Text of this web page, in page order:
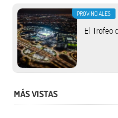
PROVINCIALES
El Trofeo
MÁS VISTAS